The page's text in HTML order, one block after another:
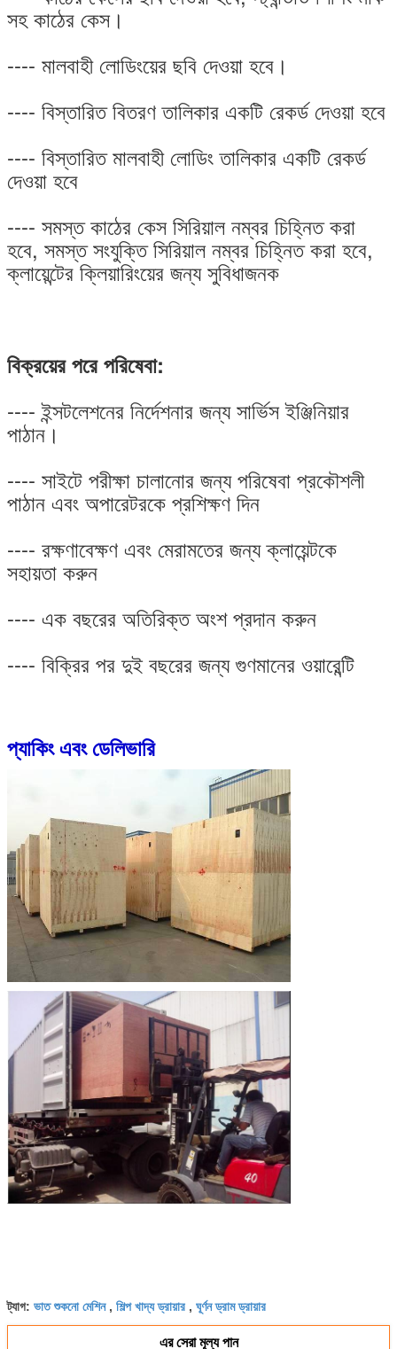
সহ কাঠের কেস।
---- মালবাহী লোডিংয়ের ছবি দেওয়া হবে।
---- বিস্তারিত বিতরণ তালিকার একটি রেকর্ড দেওয়া হবে
---- বিস্তারিত মালবাহী লোডিং তালিকার একটি রেকর্ড
দেওয়া হবে
---- সমস্ত কাঠের কেস সিরিয়াল নম্বর চিহ্নিত করা
হবে, সমস্ত সংযুক্তি সিরিয়াল নম্বর চিহ্নিত করা হবে,
ক্লায়েন্টের ক্লিয়ারিংয়ের জন্য সুবিধাজনক
বিক্রয়ের পরে পরিষেবা:
---- ইন্সটলেশনের নির্দেশনার জন্য সার্ভিস ইঞ্জিনিয়ার
পাঠান।
---- সাইটে পরীক্ষা চালানোর জন্য পরিষেবা প্রকৌশলী
পাঠান এবং অপারেটরকে প্রশিক্ষণ দিন
---- রক্ষণাবেক্ষণ এবং মেরামতের জন্য ক্লায়েন্টকে
সহায়তা করুন
---- এক বছরের অতিরিক্ত অংশ প্রদান করুন
---- বিক্রির পর দুই বছরের জন্য গুণমানের ওয়ারেন্টি
প্যাকিং এবং ডেলিভারি
ট্যাগ: ভাত শুকনো মেশিন, শিল্প খাদ্য ড্রায়ার , ঘূর্ণন ড্রাম ড্রায়ার
এর সেরা মূল্য পান